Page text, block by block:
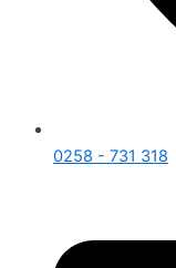
0258 - 731 318